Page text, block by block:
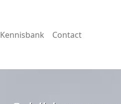
Kennisbank Contact